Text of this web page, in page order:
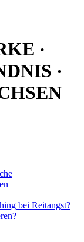
·
·
bei Reitangst?